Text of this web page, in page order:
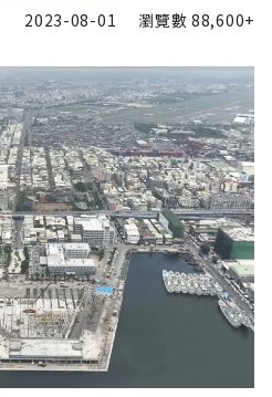
2023-08-01 瀏覽數88,600+